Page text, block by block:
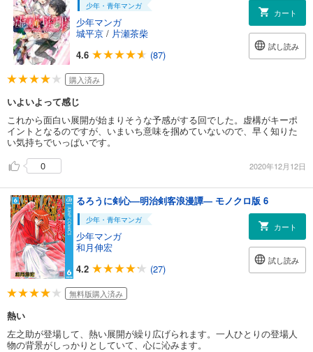
少年・青年マンガ
少年マンガ
城平京 / 片瀬茶柴
4.6
(87)
カート
試し読み
購入済み
いよいよって感じ
これから面白い展開が始まりそうな予感がする回でした。虚構がキーポ
イントとなるのですが、いまいち意味を掴めていないので、早く知りた
い気持ちでいっぱいです。
0
2020年12月12日
るろうに剣心―明治剣客浪漫譚― モノクロ版 6
少年・青年マンガ
少年マンガ
和月伸宏
4.2
(27)
カート
試し読み
無料版購入済み
熱い
左之助が登場して、熱い展開が繰り広げられます。一人ひとりの登場人
物の背景がしっかりとしていて、心に沁みます。